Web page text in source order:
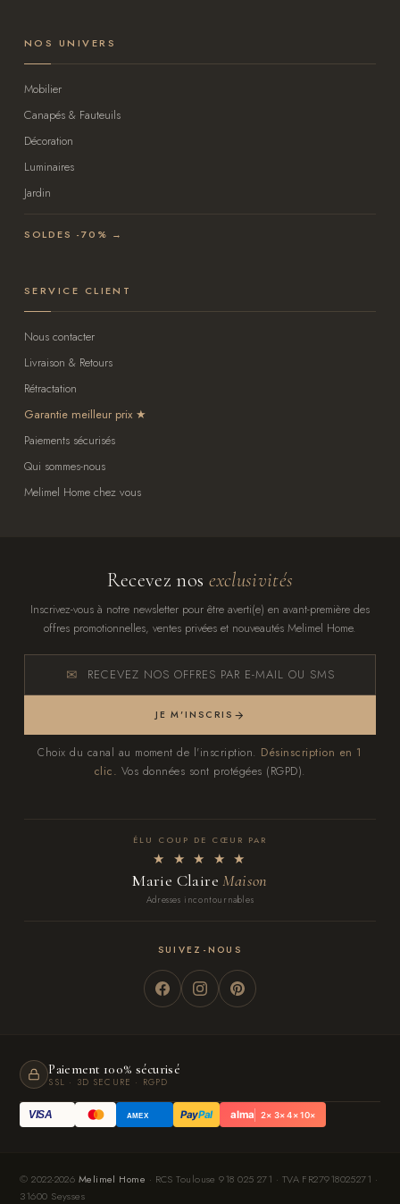
NOS UNIVERS
Mobilier
Canapés & Fauteuils
Décoration
Luminaires
Jardin
SOLDES -70% →
SERVICE CLIENT
Nous contacter
Livraison & Retours
Rétractation
Garantie meilleur prix
Paiements sécurisés
Qui sommes-nous
Melimel Home chez vous
Recevez nos exclusivités
Inscrivez-vous à notre newsletter pour être averti(e) en avant-première des
offres promotionnelles, ventes privées et nouveautés Melimel Home.
RECEVEZ NOS OFFRES PAR E-MAIL OU SMS
JE M'INSCRIS
Choix du canal au moment de l'inscription. Désinscription en 1
clic. Vos données sont protégées (RGPD).
ÉLU COUP DE CŒUR PAR
★ ★ ★ ★ ★
Marie ClaireMaison
Adresses incontournables
SUIVEZ-NOUS
Paiement 100% sécurisé
SSL · 3D SECURE · RGPD
VISA AMEX PayPal alma 2× 3× 4× 10×
© 2022-2026 Melimel Home · RCS Toulouse 918 025 271 · TVA FR27918025271 ·
31600 Seysses